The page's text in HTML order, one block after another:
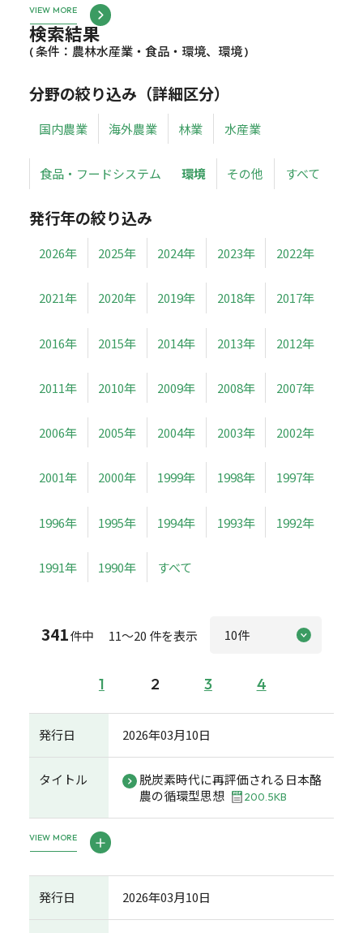
VIEW MORE
検索結果
( 条件：農林水産業・食品・環境、環境 )
分野の絞り込み（詳細区分）
国内農業 海外農業 林業 水産業
食品・フードシステム 環境 その他 すべて
発行年の絞り込み
2026年 2025年 2024年 2023年 2022年
2021年 2020年 2019年 2018年 2017年
2016年 2015年 2014年 2013年 2012年
2011年 2010年 2009年 2008年 2007年
2006年 2005年 2004年 2003年 2002年
2001年 2000年 1999年 1998年 1997年
1996年 1995年 1994年 1993年 1992年
1991年 1990年 すべて
341件中 11～20 件を表示
1 2 3 4
発行日 2026年03月10日
タイトル
脱炭素時代に再評価される日本酪
農の循環型思想
200.5KB
VIEW MORE
発行日 2026年03月10日